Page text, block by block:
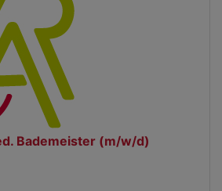
Bademeister (m/w/d)